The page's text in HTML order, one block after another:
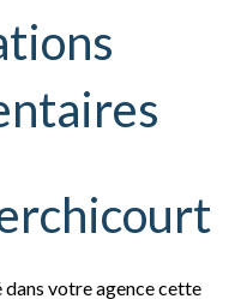
votre agence cette